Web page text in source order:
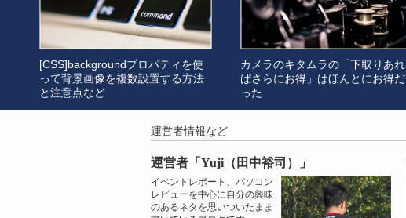
[CSS]backgroundプロパティを使
って背景画像を複数設置する方法
と注意点など
カメラのキタムラの「下取りあれ
ばさらにお得」はほんとにお得だ
った
運営者情報など
運営者「Yuji（田中裕司）」
イベントレポート、パソコン
レビューを中心に自分の興味
のあるネタを思いついたまま